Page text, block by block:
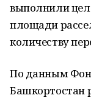
выполнили
площади
количеству
По данным
Башкортостан